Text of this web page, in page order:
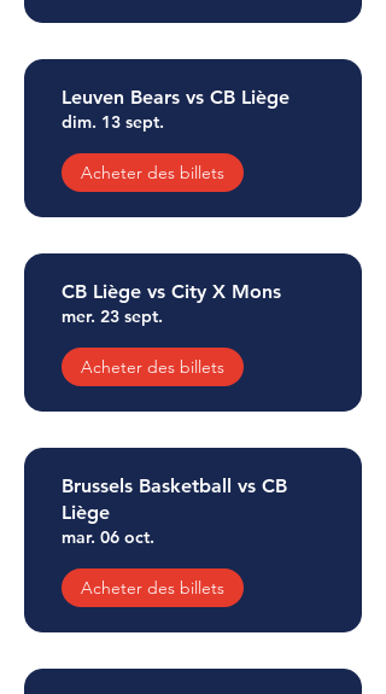
Leuven Bears vs CB Liège
dim. 13 sept.
Acheter des billets
CB Liège vs City X Mons
mer. 23 sept.
Acheter des billets
Brussels Basketball vs CB
Liège
mar. 06 oct.
Acheter des billets